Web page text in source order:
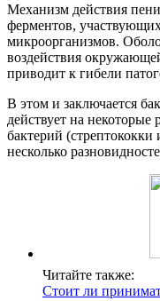
Механизм действия
ферментов,
микроорганизмов.
воздействия
приводит к гибели
В этом и заключается
действует на
бактерий
несколько
Читайте также:
Стоит ли